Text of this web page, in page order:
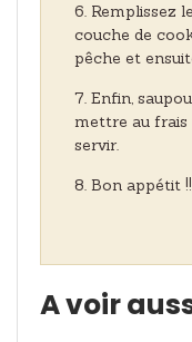
Remplissez
couche de
pêche et
Enfin,
mettre au frais
servir.
Bon appétit
A voir